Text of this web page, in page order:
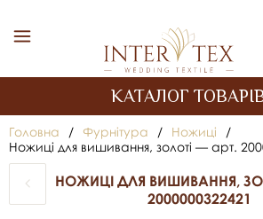
КАТАЛОГ
Головна / Фурнітура / Ножиці
/
Ножиці для вишивання, золоті — арт.
НОЖИЦІ ДЛЯ ВИШИВАННЯ,
2000000322421